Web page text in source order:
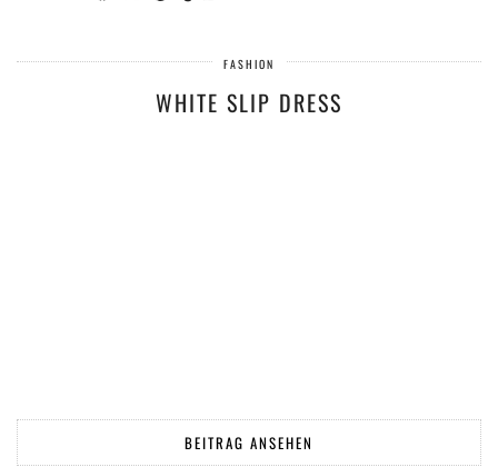
FASHION
WHITE SLIP DRESS
BEITRAG ANSEHEN